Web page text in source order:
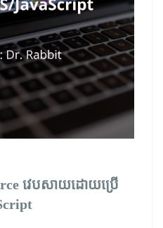
វេបសាយដោយប្រើ